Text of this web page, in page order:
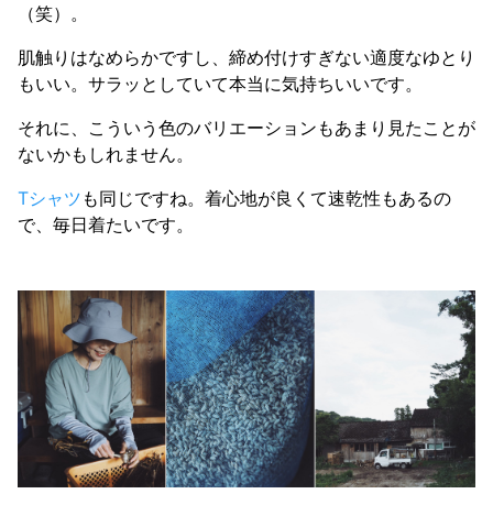
（笑）。
肌触りはなめらかですし、締め付けすぎない適度なゆとり
もいい。サラッとしていて本当に気持ちいいです。
それに、こういう色のバリエーションもあまり見たことが
ないかもしれません。
Tシャツ も同じですね。着心地が良くて速乾性もあるの
で、毎日着たいです。